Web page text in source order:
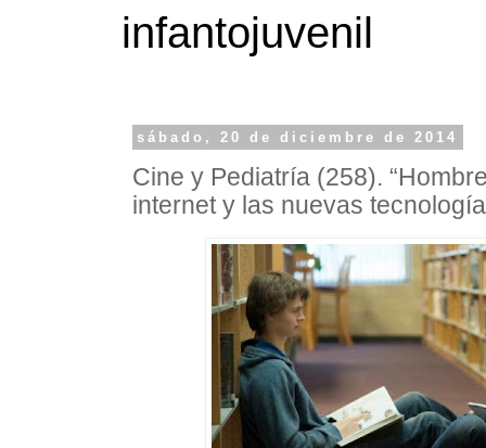
infantojuvenil
sábado, 20 de diciembre de 2014
Cine y Pediatría (258).
internet y las nuevas